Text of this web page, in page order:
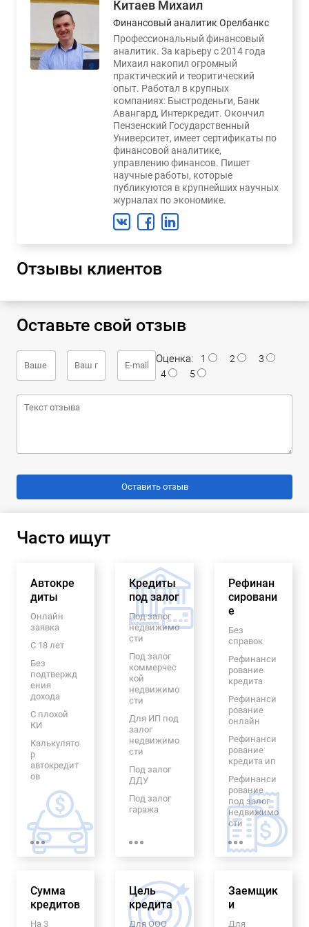
Китаев Михаил
Финансовый аналитик Орелбанкс
Профессиональный финансовый
аналитик. За карьеру с 2014 года
Михаил накопил огромный
практический и теоритический
опыт. Работал в крупных
компаниях: Быстроденьги, Банк
Авангард, Интеркредит. Окончил
Пензенский Государственный
Университет, имеет сертификаты по
финансовой аналитике,
управлению финансов. Пишет
научные работы, которые
публикуются в крупнейших научных
журналах по экономике.
Отзывы клиентов
Оставьте свой отзыв
Оценка: 1 2
3
4
5
Часто ищут
Автокре
диты
Онлайн
заявка
С 18 лет
Без
подтвержд
ения
дохода
С плохой
КИ
Калькулято
р
автокредит
ов
процентов
Рефинанси
рование
автокредит
а
семейный
автомобил
ь
Кредиты
под залог
Под залог
недвижимо
сти
Под залог
коммерчес
кой
недвижимо
сти
Для ИП под
залог
недвижимо
сти
Под залог
ДДУ
Под залог
гаража
Под залог
Ломбардны
й под залог
квартиры
Рефинан
сировани
е
Без
справок
Рефинанси
рование
кредита
Рефинанси
рование
онлайн
Рефинанси
рование
кредита ип
Рефинанси
рование
под залог
недвижимо
сти
Пенсионер
ам
кредитов с
просрочка
Сумма
кредитов
На 3
Цель
кредита
Для ООО
Заемщик
и
Для